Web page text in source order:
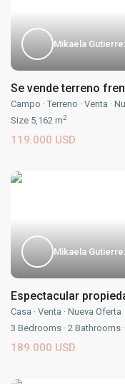
Mikaela
Se vende terreno
Campo · Terreno · Venta ·
Size 5,162 m2
119.000 USD
Mikaela
Espectacular
Casa · Venta · Nueva Oferta
3 Bedrooms · 2 Bathrooms ·
189.000 USD